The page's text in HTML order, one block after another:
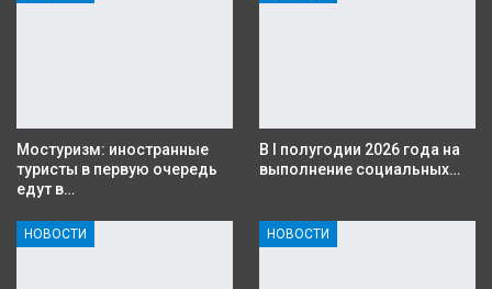
Мостуризм: иностранные
туристы в первую очередь
едут в…
В I полугодии 2026 года на
выполнение социальных…
НОВОСТИ НОВОСТИ